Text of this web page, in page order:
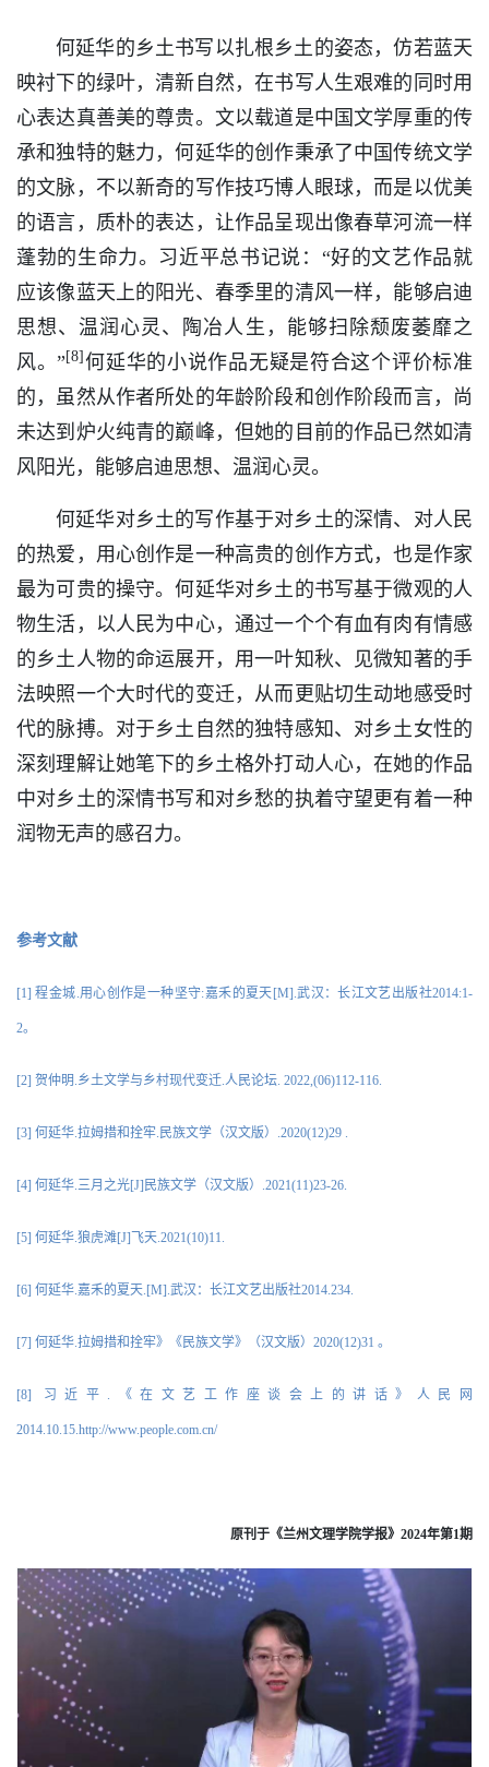
何延华的乡土书写以扎根乡土的姿态，仿若蓝天
映衬下的绿叶，清新自然，在书写人生艰难的同时用
心表达真善美的尊贵。文以载道是中国文学厚重的传
承和独特的魅力，何延华的创作秉承了中国传统文学
的文脉，不以新奇的写作技巧博人眼球，而是以优美
的语言，质朴的表达，让作品呈现出像春草河流一样
蓬勃的生命力。习近平总书记说：“好的文艺作品就
应该像蓝天上的阳光、春季里的清风一样，能够启迪
思想、温润心灵、陶冶人生，能够扫除颓废萎靡之
风。” [8] 何延华的小说作品无疑是符合这个评价标准
的，虽然从作者所处的年龄阶段和创作阶段而言，尚
未达到炉火纯青的巅峰，但她的目前的作品已然如清
风阳光，能够启迪思想、温润心灵。
何延华对乡土的写作基于对乡土的深情、对人民
的热爱，用心创作是一种高贵的创作方式，也是作家
最为可贵的操守。何延华对乡土的书写基于微观的人
物生活，以人民为中心，通过一个个有血有肉有情感
的乡土人物的命运展开，用一叶知秋、见微知著的手
法映照一个大时代的变迁，从而更贴切生动地感受时
代的脉搏。对于乡土自然的独特感知、对乡土女性的
深刻理解让她笔下的乡土格外打动人心，在她的作品
中对乡土的深情书写和对乡愁的执着守望更有着一种
润物无声的感召力。
参考文献
[1] 程金城.用心创作是一种坚守:嘉禾的夏天[M].武汉：长江文艺出版社2014:1-
2。
[2] 贺仲明.乡土文学与乡村现代变迁.人民论坛. 2022,(06)112-116.
[3] 何延华.拉姆措和拴牢.民族文学（汉文版）.2020(12)29 .
[4] 何延华.三月之光[J]民族文学（汉文版）.2021(11)23-26.
[5] 何延华.狼虎滩[J]飞天.2021(10)11.
[6] 何延华.嘉禾的夏天.[M].武汉：长江文艺出版社2014.234.
[7] 何延华.拉姆措和拴牢》《民族文学》（汉文版）2020(12)31 。
[8] 习近平.《在文艺工作座谈会上的讲话》人民网
2014.10.15.http://www.people.com.cn/
原刊于《兰州文理学院学报》2024年第1期